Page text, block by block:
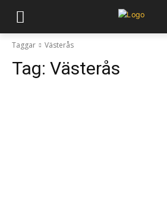
Taggar Västerås
Tag: Västerås